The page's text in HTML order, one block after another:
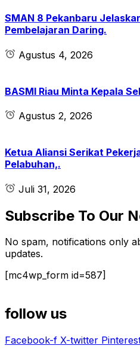
SMAN 8 Pekanbaru
Pembelajaran Daring.
Agustus 4, 2026
BASMI Riau Minta Kepala
Agustus 2, 2026
Ketua Aliansi Serikat
Pelabuhan,.
Juli 31, 2026
Subscribe To Our
No spam, notifications only
updates.
[mc4wp_form id=587]
follow us
Facebook-f X-twitter